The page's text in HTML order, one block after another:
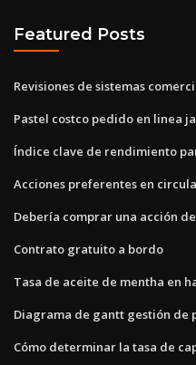
Featured Posts
Revisiones de sistemas
Pastel costco pedido en linea
Índice clave de rendimiento
Acciones preferentes en
Debería comprar una acción
Contrato gratuito a bordo
Tasa de aceite de mentha en
Diagrama de gantt gestión de
Cómo determinar la tasa de